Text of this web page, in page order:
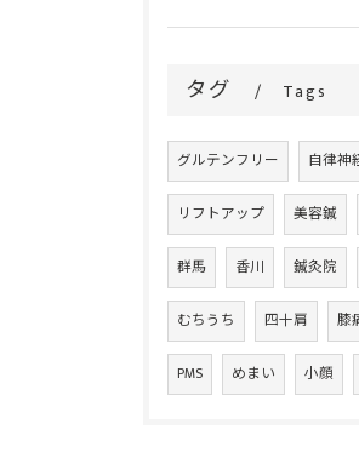
タグ Tags
グルテンフリー 自律神
リフトアップ 美容鍼
群馬 香川 鍼灸院
むちうち 四十肩 膝
PMS めまい 小顔